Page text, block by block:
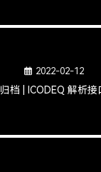
2022-02-12
归档 | ICODEQ 解析接